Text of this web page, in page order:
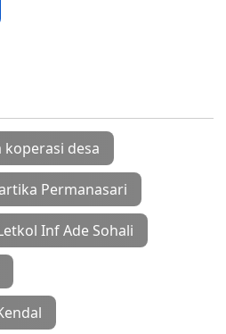
desa
Permanasari
Inf Ade Sohali